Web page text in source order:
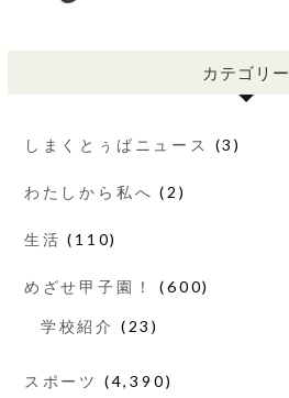
カテゴリー
しまくとぅばニュース (3)
わたしから私へ (2)
生活 (110)
めざせ甲子園！ (600)
学校紹介 (23)
スポーツ (4,390)